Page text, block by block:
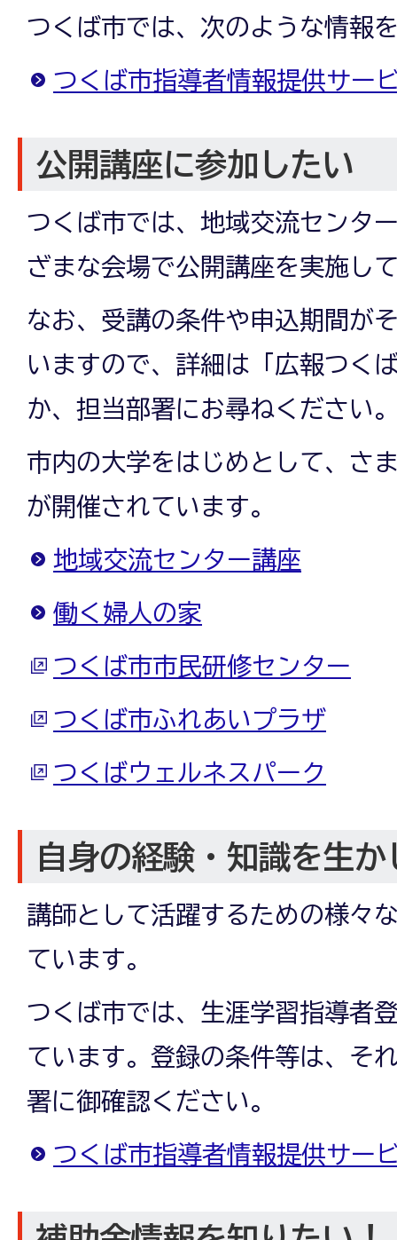
つくば市では、次のような情報
つくば市指導者情報提供サー
公開講座に参加したい
つくば市では、地域交流センタ
ざまな会場で公開講座を実施し
なお、受講の条件や申込期間が
いますので、詳細は「広報つく
か、担当部署にお尋ねください
市内の大学をはじめとして、さ
が開催されています。
地域交流センター講座
働く婦人の家
つくば市市民研修センター
つくば市ふれあいプラザ
つくばウェルネスパーク
自身の経験・知識を生か
講師として活躍するための様々
ています。
つくば市では、生涯学習指導者
ています。登録の条件等は、そ
署に御確認ください。
つくば市指導者情報提供サー